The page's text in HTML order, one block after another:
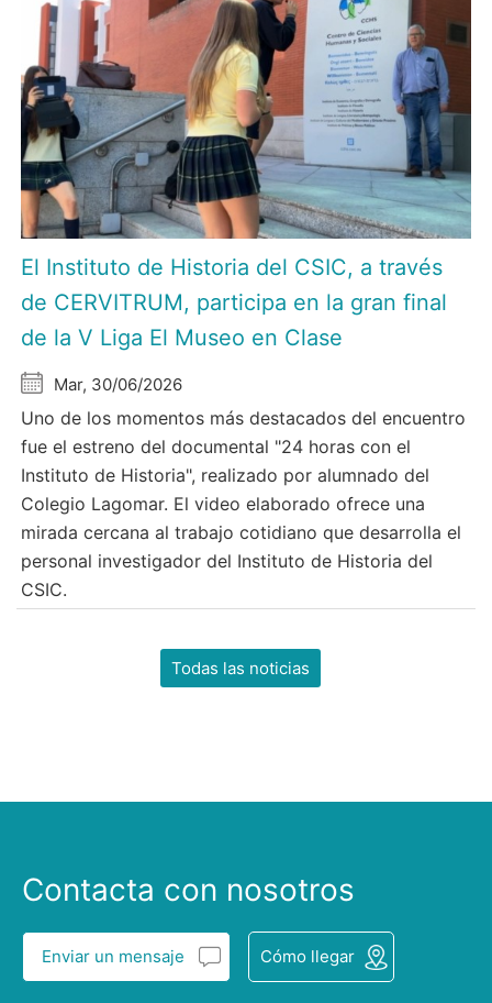
El Instituto de Historia del CSIC, a través
de CERVITRUM, participa en la gran final
de la V Liga El Museo en Clase
Mar, 30/06/2026
Uno de los momentos más destacados del encuentro
fue el estreno del documental "24 horas con el
Instituto de Historia", realizado por alumnado del
Colegio Lagomar. El video elaborado ofrece una
mirada cercana al trabajo cotidiano que desarrolla el
personal investigador del Instituto de Historia del
CSIC.
Todas las noticias
Contacta con nosotros
Enviar un mensaje Cómo llegar